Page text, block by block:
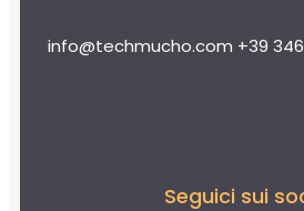
info@techmucho.com +39
Seguici sui